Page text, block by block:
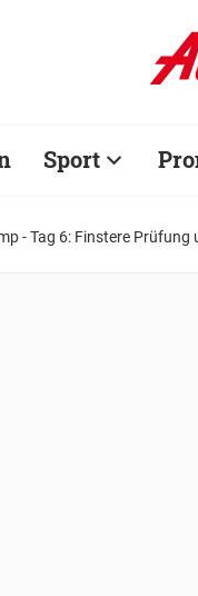
Sport
- Tag 6: Finstere